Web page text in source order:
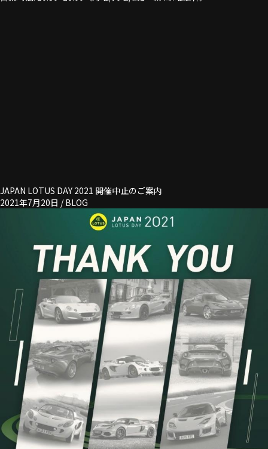
JAPAN LOTUS DAY 2021 開催中止のご案内
2021年7月20日 /BLOG